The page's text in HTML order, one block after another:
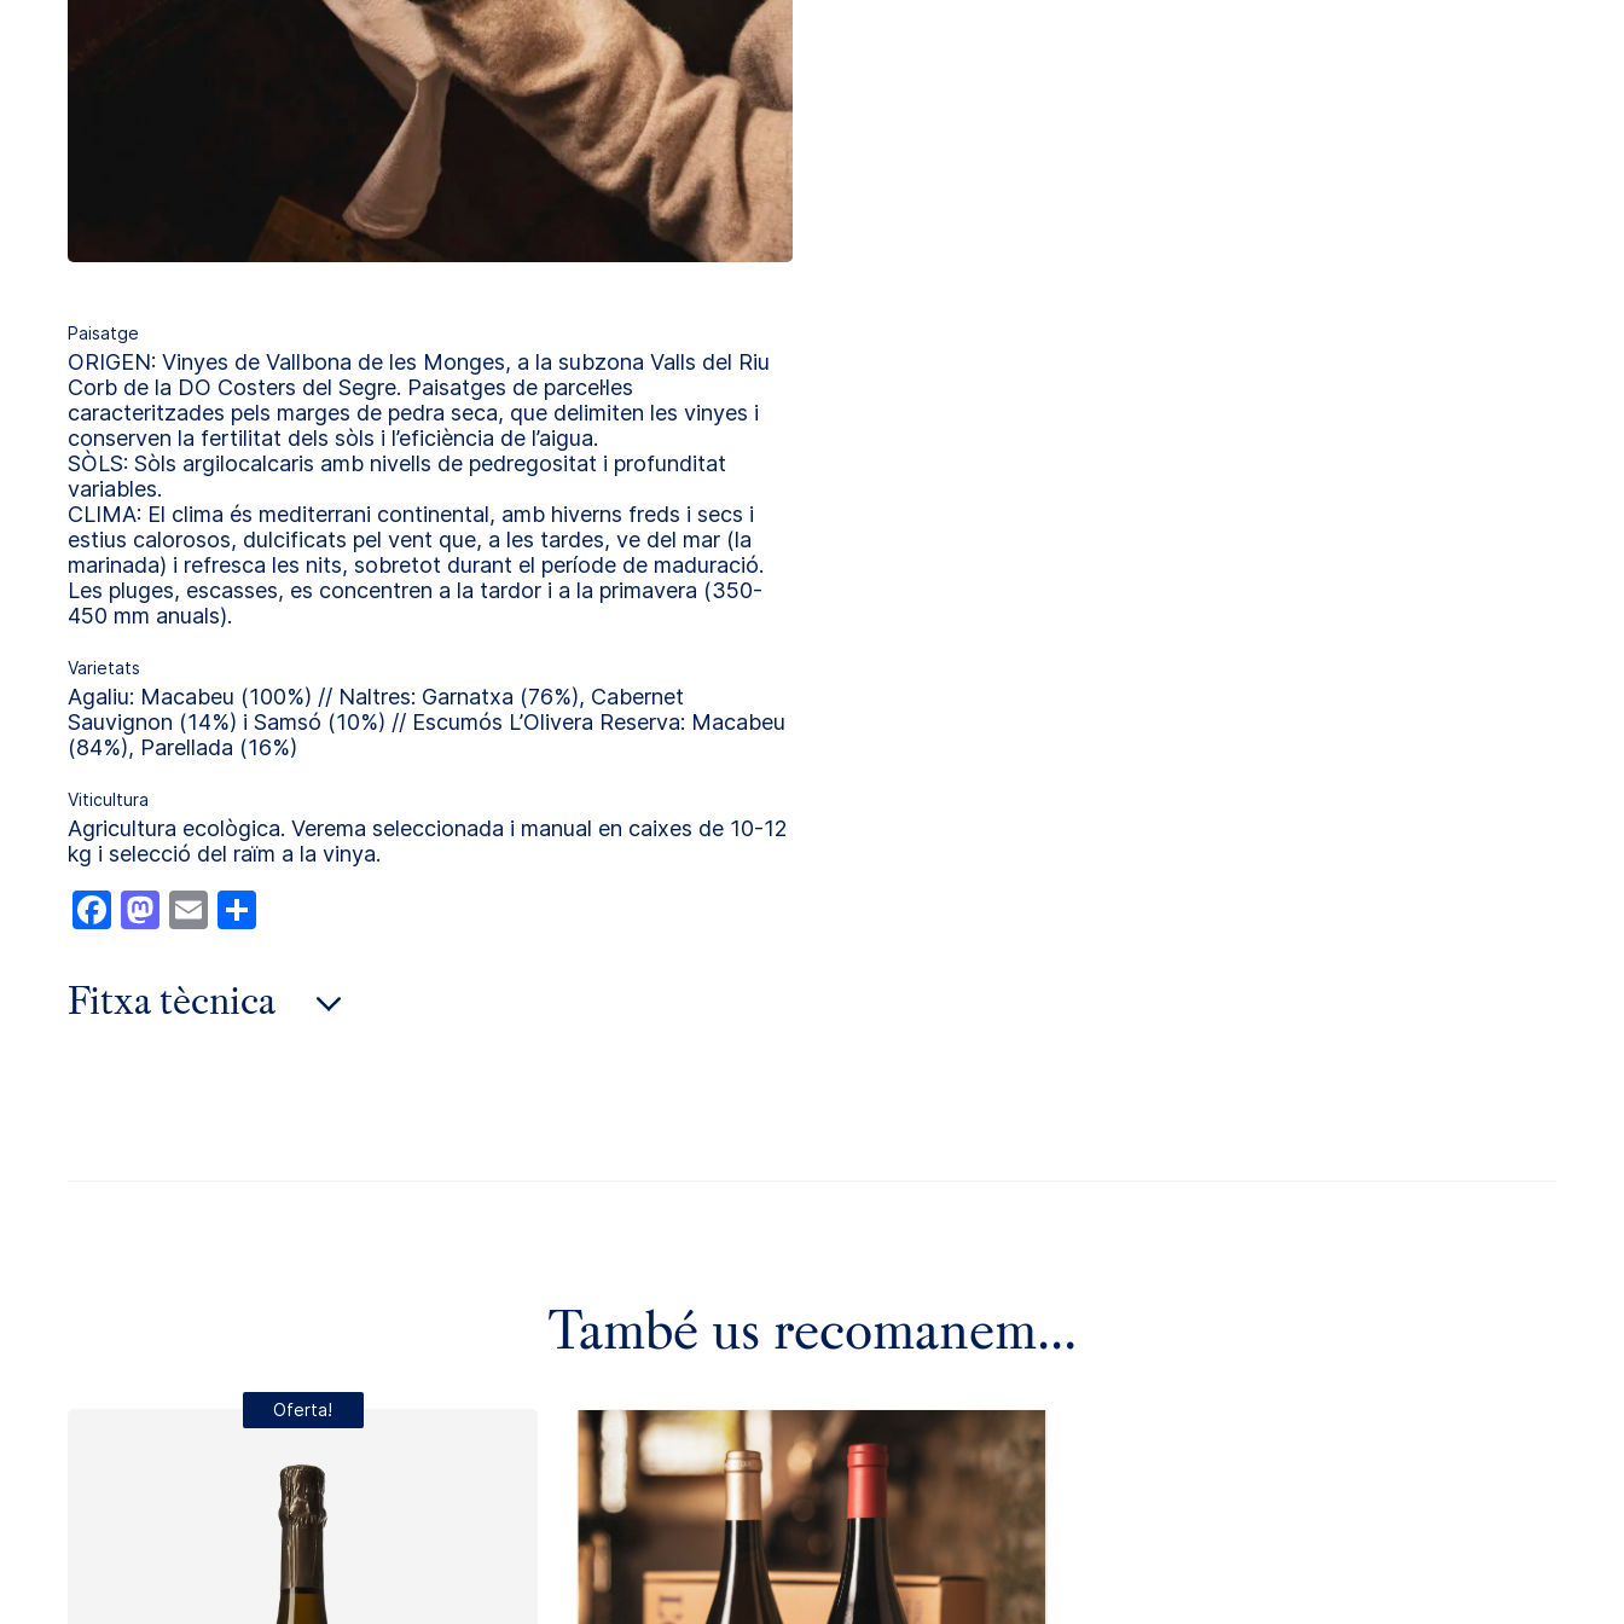
Paisatge
ORIGEN: Vinyes de Vallbona de les Monges, a la subzona Valls del Riu
Corb de la DO Costers del Segre. Paisatges de parcel·les
caracteritzades pels marges de pedra seca, que delimiten les vinyes i
conserven la fertilitat dels sòls i l’eficiència de l’aigua.
SÒLS: Sòls argilocalcaris amb nivells de pedregositat i profunditat
variables.
CLIMA: El clima és mediterrani continental, amb hiverns freds i secs i
estius calorosos, dulcificats pel vent que, a les tardes, ve del mar (la
marinada) i refresca les nits, sobretot durant el període de maduració.
Les pluges, escasses, es concentren a la tardor i a la primavera (350-
450 mm anuals).
Varietats
Agaliu: Macabeu (100%) // Naltres: Garnatxa (76%), Cabernet
Sauvignon (14%) i Samsó (10%) // Escumós L’Olivera Reserva: Macabeu
(84%), Parellada (16%)
Viticultura
Agricultura ecològica. Verema seleccionada i manual en caixes de 10-12
kg i selecció del raïm a la vinya.
Facebook
Mastodon
Email
Fitxa tècnica
També us recomanem…
Oferta!